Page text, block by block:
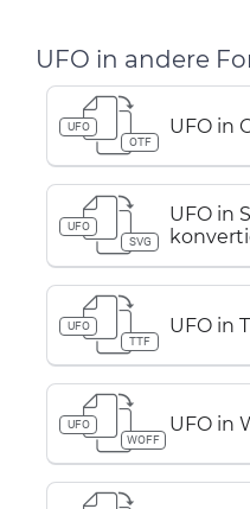
UFO in andere
UFO
OTF
UFO in
UFO
SVG
UFO in
UFO
TTF
UFO in
UFO
WOFF
UFO in